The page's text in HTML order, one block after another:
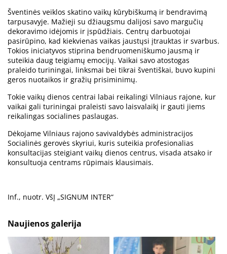
Šventinės veiklos skatino vaikų kūrybiškumą ir bendravimą
tarpusavyje. Mažieji su džiaugsmu dalijosi savo margučių
dekoravimo idėjomis ir įspūdžiais. Centrų darbuotojai
pasirūpino, kad kiekvienas vaikas jaustųsi įtrauktas ir svarbus.
Tokios iniciatyvos stiprina bendruomeniškumo jausmą ir
suteikia daug teigiamų emocijų. Vaikai savo atostogas
praleido turiningai, linksmai bei tikrai šventiškai, buvo kupini
geros nuotaikos ir gražių prisiminimų.
Tokie vaikų dienos centrai labai reikalingi Vilniaus rajone, kur
vaikai gali turiningai praleisti savo laisvalaikį ir gauti jiems
reikalingas socialines paslaugas.
Dėkojame Vilniaus rajono savivaldybės administracijos
Socialinės gerovės skyriui, kuris suteikia profesionalias
konsultacijas steigiant vaikų dienos centrus, visada atsako ir
konsultuoja centrams rūpimais klausimais.
Inf., nuotr. VšĮ „SIGNUM INTER“
Naujienos galerija